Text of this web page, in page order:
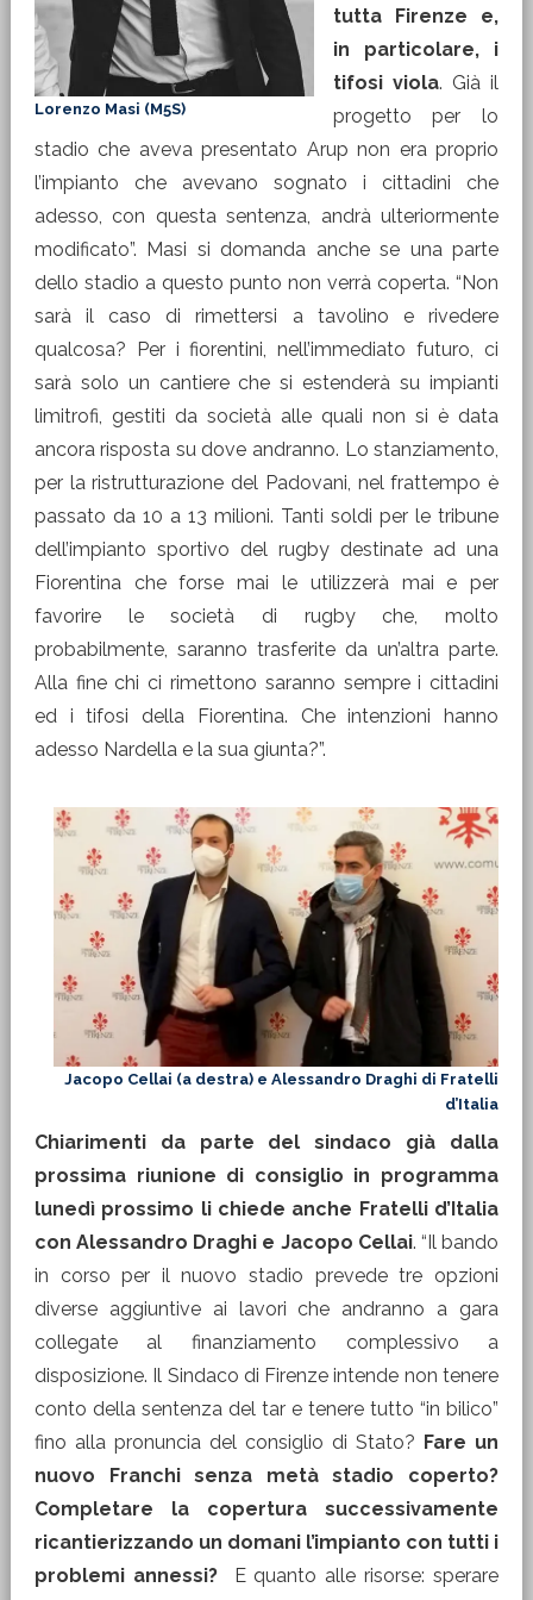
Lorenzo Masi (M5S)
tutta Firenze e,
in particolare, i
tifosi viola. Già il
progetto per lo
stadio che aveva presentato Arup non era proprio
l’impianto che avevano sognato i cittadini che
adesso, con questa sentenza, andrà ulteriormente
modificato”. Masi si domanda anche se una parte
dello stadio a questo punto non verrà coperta. “Non
sarà il caso di rimettersi a tavolino e rivedere
qualcosa? Per i fiorentini, nell’immediato futuro, ci
sarà solo un cantiere che si estenderà su impianti
limitrofi, gestiti da società alle quali non si è data
ancora risposta su dove andranno. Lo stanziamento,
per la ristrutturazione del Padovani, nel frattempo è
passato da 10 a 13 milioni. Tanti soldi per le tribune
dell’impianto sportivo del rugby destinate ad una
Fiorentina che forse mai le utilizzerà mai e per
favorire le società di rugby che, molto
probabilmente, saranno trasferite da un’altra parte.
Alla fine chi ci rimettono saranno sempre i cittadini
ed i tifosi della Fiorentina. Che intenzioni hanno
adesso Nardella e la sua giunta?”.
Jacopo Cellai (a destra) e Alessandro Draghi di Fratelli
d’Italia
Chiarimenti da parte del sindaco già dalla
prossima riunione di consiglio in programma
lunedì prossimo li chiede anche Fratelli d’Italia
con Alessandro Draghi e Jacopo Cellai. “Il bando
in corso per il nuovo stadio prevede tre opzioni
diverse aggiuntive ai lavori che andranno a gara
collegate al finanziamento complessivo a
disposizione. Il Sindaco di Firenze intende non tenere
conto della sentenza del tar e tenere tutto “in bilico”
fino alla pronuncia del consiglio di Stato? Fare un
nuovo Franchi senza metà stadio coperto?
Completare la copertura successivamente
ricantierizzando un domani l’impianto con tutti i
problemi annessi?E quanto alle risorse: sperare